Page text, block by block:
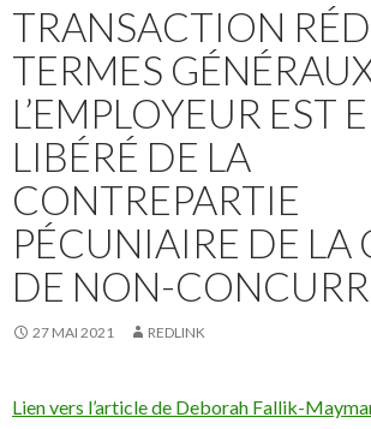
TRANSACTION
TERMES
L’EMPLOYEUR EST
LIBÉRÉ DE LA
CONTREPARTIE
PÉCUNIAIRE DE LA
DE NON-
27 MAI 2021 REDLINK
Lien vers l’article de Deborah Fallik-